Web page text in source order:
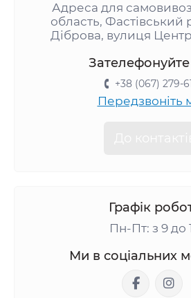
Адреса для
область, Фастівський
Діброва, вулиця
+38 (067) 279-
Передзвоніть
Графік
Пн-Пт: з 9 до
Ми в соціальних